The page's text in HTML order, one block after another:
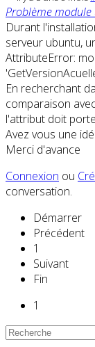
Problème
Durant
serveur ubuntu,
AttributeError:
En recherchant
comparaison
l'attribut doit
Avez vous une
Merci d'avance
Connexion ou
conversation.
Démarrer
Précédent
1
Suivant
Fin
1